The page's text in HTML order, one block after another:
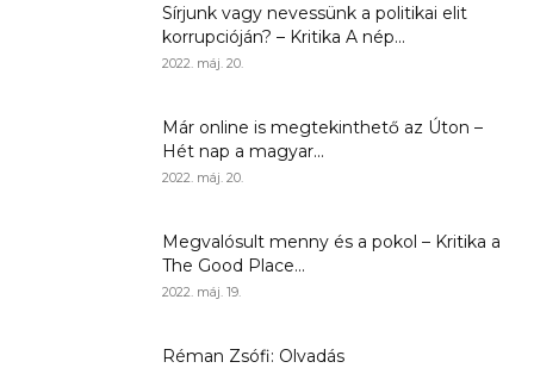
Sírjunk vagy nevessünk a politikai elit
korrupcióján? – Kritika A nép...
2022. máj. 20.
Már online is megtekinthető az Úton –
Hét nap a magyar...
2022. máj. 20.
Megvalósult menny és a pokol – Kritika a
The Good Place...
2022. máj. 19.
Réman Zsófi: Olvadás